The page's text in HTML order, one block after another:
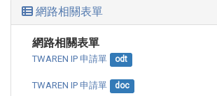
網路相關表單
網路相關表單
TWAREN IP 申請單 odt
TWAREN IP 申請單 doc